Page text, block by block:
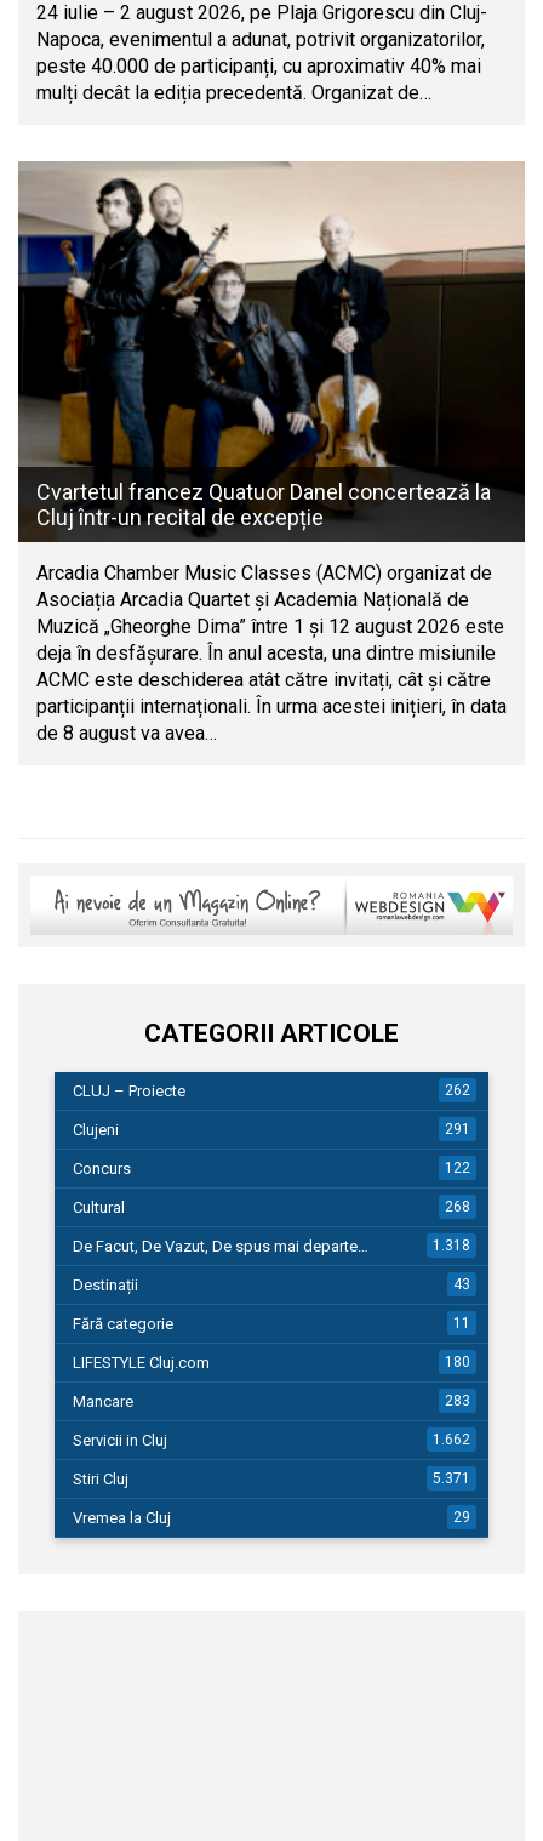
24 iulie – 2 august 2026, pe Plaja Grigorescu din Cluj-
Napoca, evenimentul a adunat, potrivit organizatorilor,
peste 40.000 de participanți, cu aproximativ 40% mai
mulți decât la ediția precedentă. Organizat de…
Cvartetul francez Quatuor Danel concertează la
Cluj într-un recital de excepție
Arcadia Chamber Music Classes (ACMC) organizat de
Asociația Arcadia Quartet și Academia Națională de
Muzică „Gheorghe Dima” între 1 și 12 august 2026 este
deja în desfășurare. În anul acesta, una dintre misiunile
ACMC este deschiderea atât către invitați, cât și către
participanții internaționali. În urma acestei inițieri, în data
de 8 august va avea…
CATEGORII ARTICOLE
CLUJ – Proiecte 262
Clujeni 291
Concurs 122
Cultural 268
De Facut, De Vazut, De spus mai departe… 1.318
Destinații 43
Fără categorie 11
LIFESTYLE Cluj.com 180
Mancare 283
Servicii in Cluj 1.662
Stiri Cluj 5.371
Vremea la Cluj 29